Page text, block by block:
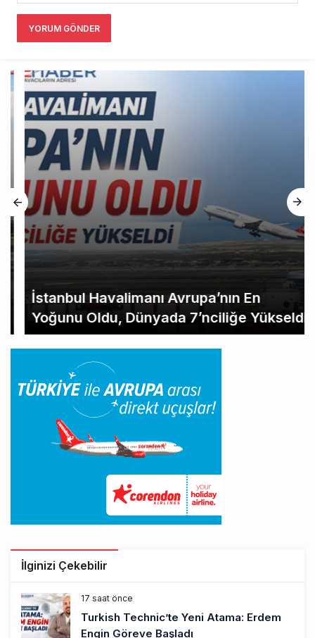
YORUM GÖNDER
İstanbul Havalimanı Avrupa’nın En
Yoğunu Oldu, Dünyada 7’nciliğe Yükseldi
İlginizi Çekebilir
17 saat önce
Turkish Technic’te Yeni Atama: Erdem
Engin Göreve Başladı